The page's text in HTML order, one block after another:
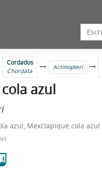
Cordados
Chordata
Actinopteri
azul
azul, Mexclapique cola azul